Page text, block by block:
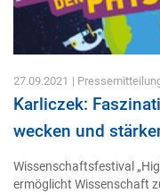
27.09.2021 |
Karliczek:
wecken und
Wissenschaftsfestival
ermöglicht Wissenschaft